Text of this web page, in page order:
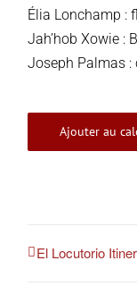
Élia Lonchamp :
Jah’hob Xowie :
Joseph Palmas :
Ajouter au
El Locutorio